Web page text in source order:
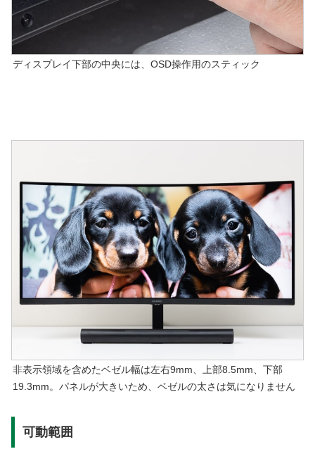
ディスプレイ下部の中央には、OSD操作用のスティック
非表示領域を含めたベゼル幅は左右9mm、上部8.5mm、下部
19.3mm。パネルが大きいため、ベゼルの太さは気になりません
可動範囲